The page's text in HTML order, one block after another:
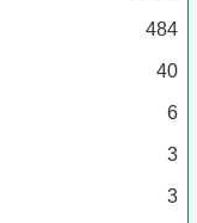
484
40
6
3
3